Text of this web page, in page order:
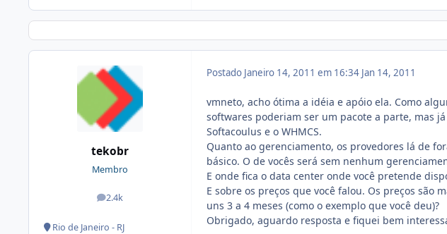
tekobr
Membro
2.4k
posts
Rio de Janeiro - RJ
Postado Janeiro 14, 2011 em 16:34 Jan 14, 2011
vmneto, acho ótima a idéia e apóio ela. Como
softwares poderiam ser um pacote a parte, mas
Softacoulus e o WHMCS.
Quanto ao gerenciamento, os provedores lá de
básico. O de vocês será sem nenhum
E onde fica o data center onde você pretende
E sobre os preços que você falou. Os preços são
uns 3 a 4 meses (como o exemplo que você deu)?
Obrigado, aguardo resposta e fiquei bem